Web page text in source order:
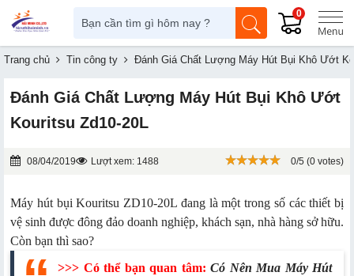
0
Trang chủ Tin công ty Đánh Giá Chất Lượng Máy Hút Bụi Khô Ướt
Đánh Giá Chất Lượng Máy Hút Bụi Khô Ướt
Kouritsu Zd10-20L
08/04/2019 Lượt xem: 1488 0/5 (0 votes)
Máy hút bụi Kouritsu ZD10-20L đang là một trong số các thiết bị
vệ sinh được đông đảo doanh nghiệp, khách sạn, nhà hàng sở hữu.
Còn bạn thì sao?
>>> Có thể bạn quan tâm: Có Nên Mua Máy Hút